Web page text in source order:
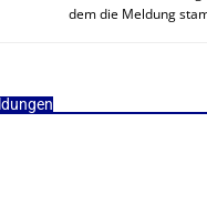
dem die Meldung